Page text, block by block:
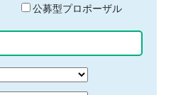
公募型プロポーザル